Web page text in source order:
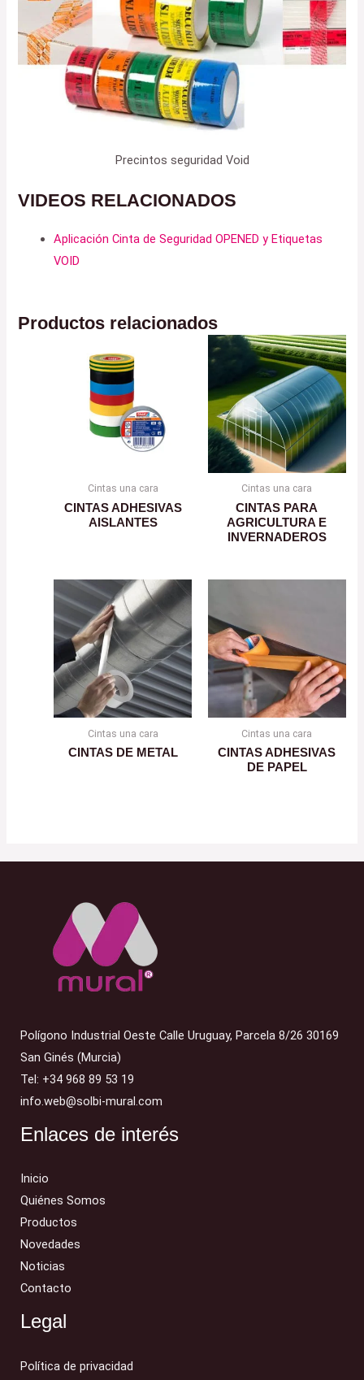
Precintos seguridad Void
VIDEOS RELACIONADOS
Aplicación Cinta de Seguridad OPENED y Etiquetas
VOID
Productos relacionados
Cintas una cara
CINTAS ADHESIVAS
AISLANTES
Cintas una cara
CINTAS PARA
AGRICULTURA E
INVERNADEROS
Cintas una cara
CINTAS DE METAL
Cintas una cara
CINTAS ADHESIVAS
DE PAPEL
Polígono Industrial Oeste Calle Uruguay, Parcela 8/26 30169
San Ginés (Murcia)
Tel: +34 968 89 53 19
info.web@solbi-mural.com
Enlaces de interés
Inicio
Quiénes Somos
Productos
Novedades
Noticias
Contacto
Legal
Política de privacidad